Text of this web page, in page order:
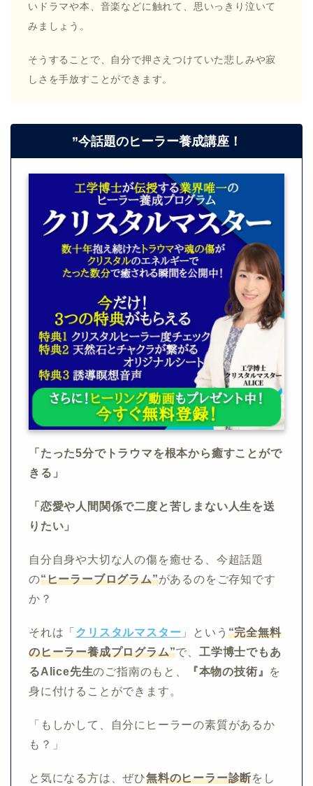
いドラマや本、音楽などに触れて、思いっきり泣いて
みましょう。
そうすることで、自分で押さえつけていた悲しみや寂
しさを手放すことができます。
”今話題のヒーラー養成講座！
「たった5分でトラウマを根本から癒すことがで
きる」
「恋愛や人間関係で二度と苦しまない人生を送
りたい」
自分自身や大切な人の傷を癒せる、今超話題
の“ヒーラーブログラム”があるのをご存知です
か？
それは「 クリスタルマスター 」という “完全無料
のヒーラー養成プログラム”で、工学博士でもあ
るAlice先生のご指南のもと、 『本物の技術』 を
身に付けることができます。
「もしかして、自分にヒーラーの素質があるか
も？」
と気になる方は、ぜひ無料のヒーラー診断をし